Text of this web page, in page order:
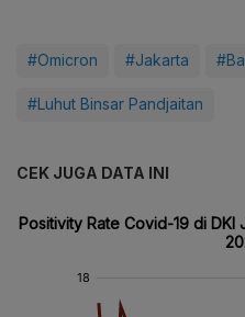
#Omicron #Jakarta
#Luhut Binsar Pandjaitan
CEK JUGA DATA INI